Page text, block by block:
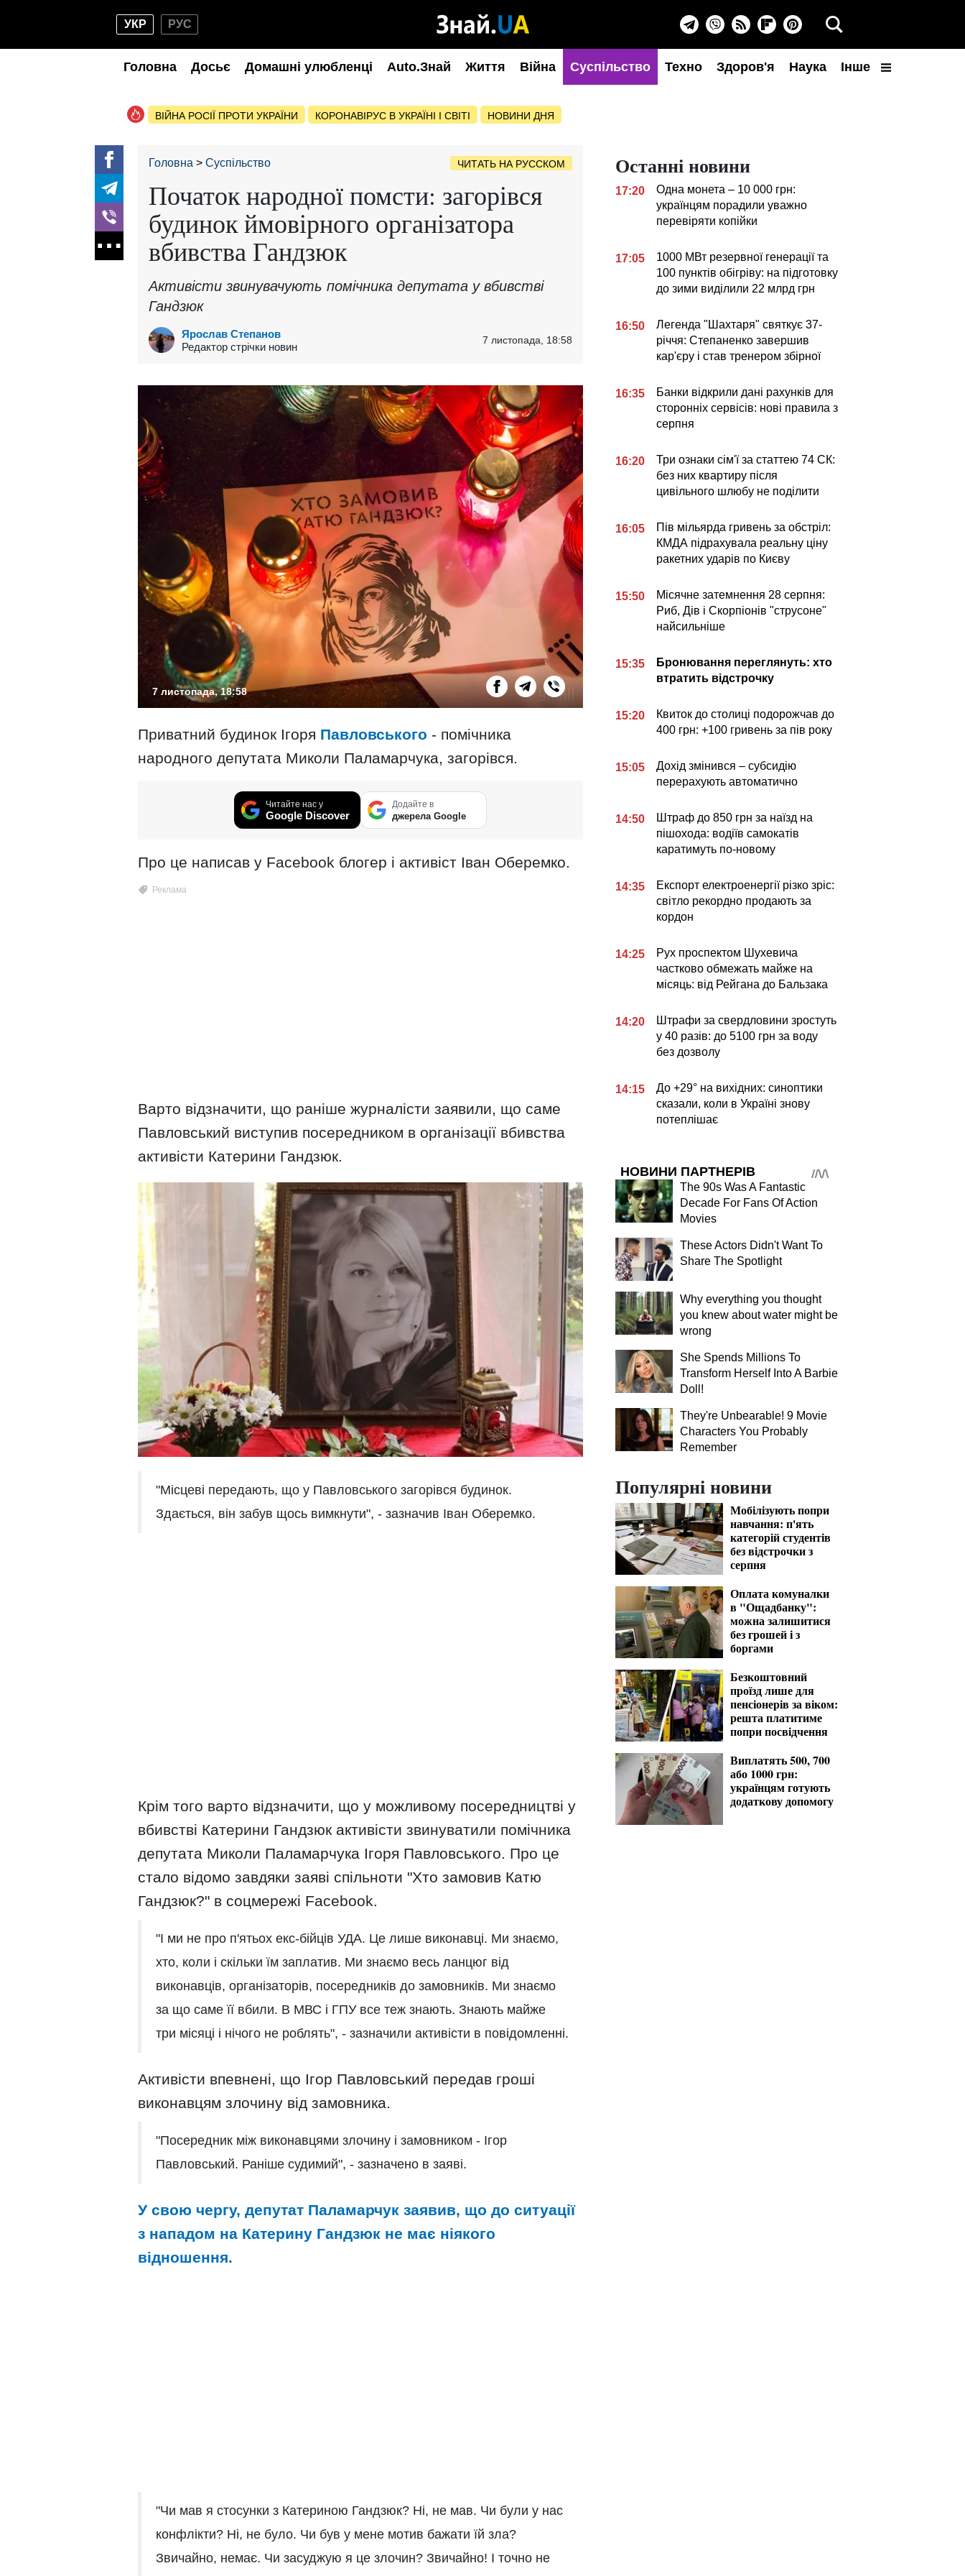
УКР РУС
Головна Досьє Домашні улюбленці Auto.Знай Життя Війна Суспільство Техно Здоров'я Наука Інше
ВІЙНА РОСІЇ ПРОТИ УКРАЇНИ КОРОНАВІРУС В УКРАЇНІ І СВІТІ НОВИНИ ДНЯ
Головна Суспільство ЧИТАТЬ НА РУССКОМ
Початок народної помсти: загорівся
будинок ймовірного організатора
вбивства Гандзюк
Активісти звинувачують помічника депутата у вбивстві
Гандзюк
Ярослав Степанов
Редактор стрічки новин
7 листопада, 18:58
7 листопада, 18:58
Приватний будинок Ігоря Павловського - помічника
народного депутата Миколи Паламарчука, загорівся.
Читайте нас у
Google Discover
Додайте в
джерела Google
Про це написав у Facebook блогер і активіст Іван Оберемко.
Варто відзначити, що раніше журналісти заявили, що саме
Павловський виступив посередником в організації вбивства
активісти Катерини Гандзюк.
"Місцеві передають, що у Павловського загорівся будинок.
Здається, він забув щось вимкнути", - зазначив Іван Оберемко.
Крім того варто відзначити, що у можливому посередництві у
вбивстві Катерини Гандзюк активісти звинуватили помічника
депутата Миколи Паламарчука Ігоря Павловського. Про це
стало відомо завдяки заяві спільноти "Хто замовив Катю
Гандзюк?" в соцмережі Facebook.
"І ми не про п'ятьох екс-бійців УДА. Це лише виконавці. Ми знаємо,
хто, коли і скільки їм заплатив. Ми знаємо весь ланцюг від
виконавців, організаторів, посередників до замовників. Ми знаємо
за що саме її вбили. В МВС і ГПУ все теж знають. Знають майже
три місяці і нічого не роблять", - зазначили активісти в повідомленні.
Активісти впевнені, що Ігор Павловський передав гроші
виконавцям злочину від замовника.
"Посередник між виконавцями злочину і замовником - Ігор
Павловський. Раніше судимий", - зазначено в заяві.
У свою чергу, депутат Паламарчук заявив, що до ситуації
з нападом на Катерину Гандзюк не має ніякого
відношення.
"Чи мав я стосунки з Катериною Гандзюк? Ні, не мав. Чи були у нас
конфлікти? Ні, не було. Чи був у мене мотив бажати їй зла?
Звичайно, немає. Чи засуджую я це злочин? Звичайно! І точно не
Останні новини
17:20
Одна монета – 10 000 грн:
українцям порадили уважно
перевіряти копійки
17:05
1000 МВт резервної генерації та
100 пунктів обігріву: на підготовку
до зими виділили 22 млрд грн
16:50
Легенда "Шахтаря" святкує 37-
річчя: Степаненко завершив
кар'єру і став тренером збірної
16:35
Банки відкрили дані рахунків для
сторонніх сервісів: нові правила з
серпня
16:20
Три ознаки сім'ї за статтею 74 СК:
без них квартиру після
цивільного шлюбу не поділити
16:05
Пів мільярда гривень за обстріл:
КМДА підрахувала реальну ціну
ракетних ударів по Києву
15:50
Місячне затемнення 28 серпня:
Риб, Дів і Скорпіонів "струсоне"
найсильніше
15:35
Бронювання переглянуть: хто
втратить відстрочку
15:20
Квиток до столиці подорожчав до
400 грн: +100 гривень за пів року
15:05
Дохід змінився – субсидію
перерахують автоматично
14:50
Штраф до 850 грн за наїзд на
пішохода: водіїв самокатів
каратимуть по-новому
14:35
Експорт електроенергії різко зріс:
світло рекордно продають за
кордон
14:25
Рух проспектом Шухевича
частково обмежать майже на
місяць: від Рейгана до Бальзака
14:20
Штрафи за свердловини зростуть
у 40 разів: до 5100 грн за воду
без дозволу
14:15
До +29° на вихідних: синоптики
сказали, коли в Україні знову
потеплішає
НОВИНИ ПАРТНЕРІВ
The 90s Was A Fantastic
Decade For Fans Of Action
Movies
These Actors Didn't Want To
Share The Spotlight
Why everything you thought
you knew about water might be
wrong
She Spends Millions To
Transform Herself Into A Barbie
Doll!
They're Unbearable! 9 Movie
Characters You Probably
Remember
Популярні новини
Мобілізують попри
навчання: п'ять
категорій студентів
без відстрочки з
серпня
Оплата комуналки
в "Ощадбанку":
можна залишитися
без грошей і з
боргами
Безкоштовний
проїзд лише для
пенсіонерів за віком:
решта платитиме
попри посвідчення
Виплатять 500, 700
або 1000 грн:
українцям готують
додаткову допомогу